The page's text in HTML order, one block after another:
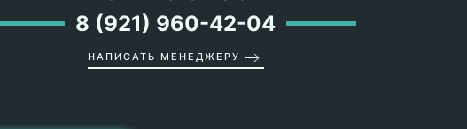
8 (921) 960-42-04
НАПИСАТЬ МЕНЕДЖЕРУ